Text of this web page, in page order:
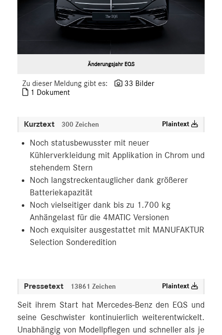
ANSPRECHPARTNER
Änderungsjahr EQS
Zu dieser Meldung gibt es:
33 Bilder
1 Dokument
Kurztext 300 Zeichen Plaintext
Noch statusbewusster mit neuer
Kühlerverkleidung mit Applikation in Chrom und
stehendem Stern
Noch langstreckentauglicher dank größerer
Batteriekapazität
Noch vielseitiger dank bis zu 1.700 kg
Anhängelast für die 4MATIC Versionen
Noch exquisiter ausgestattet mit MANUFAKTUR
Selection Sonderedition
Pressetext 13861 Zeichen Plaintext
Seit ihrem Start hat Mercedes‑Benz den EQS und
seine Geschwister kontinuierlich weiterentwickelt.
Unabhängig von Modellpflegen und schneller als je